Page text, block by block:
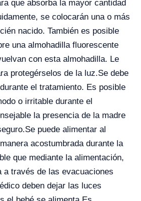
que absorba la mayor cantidad
se colocarán una o más
nacido. También es posible
una almohadilla fluorescente
con esta almohadilla. Le
protegérselos de la luz.Se debe
el tratamiento. Es posible
o irritable durante el
la presencia de la madre
Se puede alimentar al
acostumbrada durante la
que mediante la alimentación,
a través de las evacuaciones
deben dejar las luces